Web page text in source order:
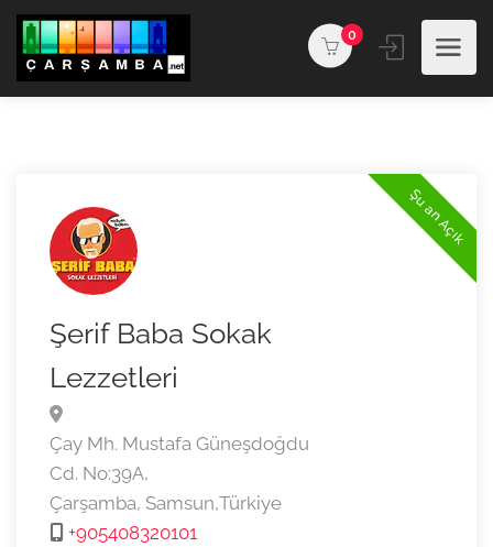
0
Şu an Açık
Şerif Baba Sokak
Lezzetleri
Çay Mh. Mustafa Güneşdoğdu
Cd. No:39A,
Çarşamba, Samsun,Türkiye
+905408320101